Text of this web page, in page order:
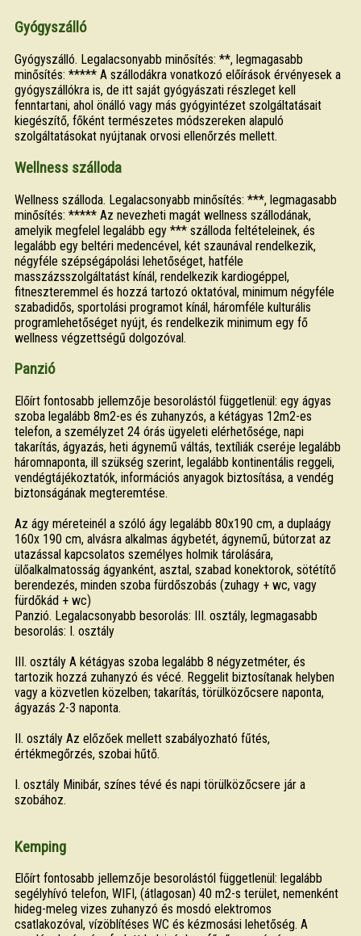
Gyógyszálló
Gyógyszálló. Legalacsonyabb minősítés: **, legmagasabb
minősítés: ***** A szállodákra vonatkozó előírások érvényesek a
gyógyszállókra is, de itt saját gyógyászati részleget kell
fenntartani, ahol önálló vagy más gyógyintézet szolgáltatásait
kiegészítő, főként természetes módszereken alapuló
szolgáltatásokat nyújtanak orvosi ellenőrzés mellett.
Wellness szálloda
Wellness szálloda. Legalacsonyabb minősítés: ***, legmagasabb
minősítés: ***** Az nevezheti magát wellness szállodának,
amelyik megfelel legalább egy *** szálloda feltételeinek, és
legalább egy beltéri medencével, két szaunával rendelkezik,
négyféle szépségápolási lehetőséget, hatféle
masszázsszolgáltatást kínál, rendelkezik kardiogéppel,
fitneszteremmel és hozzá tartozó oktatóval, minimum négyféle
szabadidős, sportolási programot kínál, háromféle kulturális
programlehetőséget nyújt, és rendelkezik minimum egy fő
wellness végzettségű dolgozóval.
Panzió
Előírt fontosabb jellemzője besorolástól függetlenül: egy ágyas
szoba legalább 8m2-es és zuhanyzós, a kétágyas 12m2-es
telefon, a személyzet 24 órás ügyeleti elérhetősége, napi
takarítás, ágyazás, heti ágynemű váltás, textíliák cseréje legalább
háromnaponta, ill szükség szerint, legalább kontinentális reggeli,
vendégtájékoztatók, információs anyagok biztosítása, a vendég
biztonságának megteremtése.
Az ágy méreteinél a szóló ágy legalább 80x190 cm, a duplaágy
160x 190 cm, alvásra alkalmas ágybetét, ágynemű, bútorzat az
utazással kapcsolatos személyes holmik tárolására,
ülőalkalmatosság ágyanként, asztal, szabad konektorok, sötétítő
berendezés, minden szoba fürdőszobás (zuhagy + wc, vagy
fürdőkád + wc)
Panzió. Legalacsonyabb besorolás: III. osztály, legmagasabb
besorolás: I. osztály
III. osztály A kétágyas szoba legalább 8 négyzetméter, és
tartozik hozzá zuhanyzó és vécé. Reggelit biztosítanak helyben
vagy a közvetlen közelben; takarítás, törülközőcsere naponta,
ágyazás 2-3 naponta.
II. osztály Az előzőek mellett szabályozható fűtés,
értékmegőrzés, szobai hűtő.
I. osztály Minibár, színes tévé és napi törülközőcsere jár a
szobához.
Kemping
Előírt fontosabb jellemzője besorolástól függetlenül: legalább
segélyhívó telefon, WIFI, (átlagosan) 40 m2-s terület, nemenként
hideg-meleg vizes zuhanyzó és mosdó elektromos
csatlakozóval, vízöblítéses WC és kézmosási lehetőség. A